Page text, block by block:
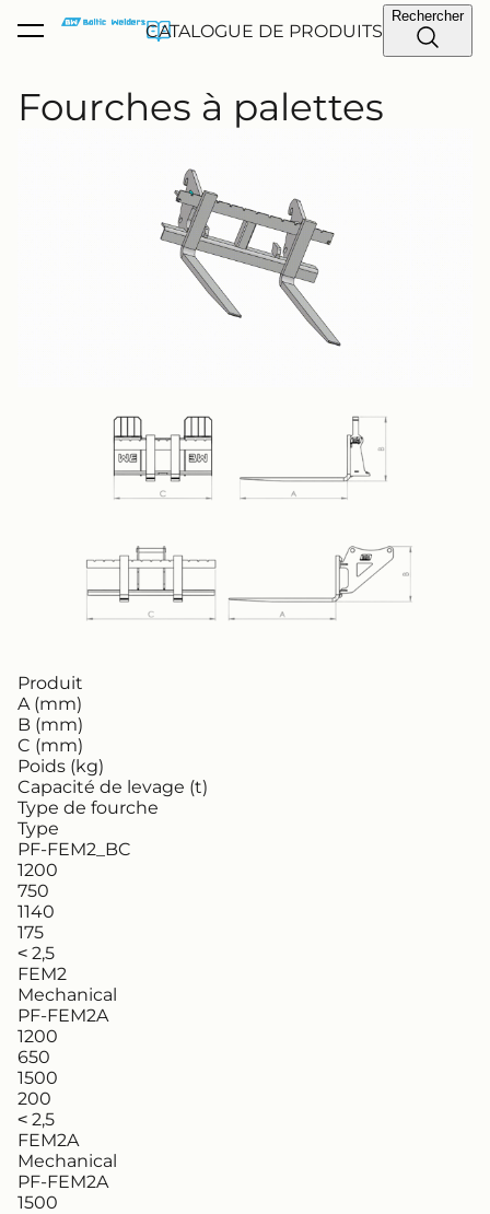
CATALOGUE DE PRODUITS
Rechercher
a été ajouté au
Voir le panier
Fourches à palettes
Produit
A (mm)
B (mm)
C (mm)
Poids (kg)
Capacité de levage (t)
Type de fourche
Type
PF-FEM2_BC
1200
750
1140
175
˂ 2,5
FEM2
Mechanical
PF-FEM2A
1200
650
1500
200
˂ 2,5
FEM2A
Mechanical
PF-FEM2A
1500